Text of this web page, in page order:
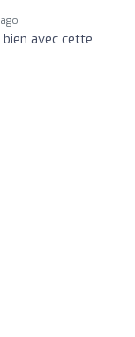
bien avec cette